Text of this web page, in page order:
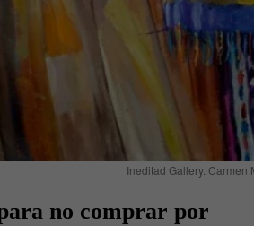
Ineditad Gallery. Carmen
no comprar por